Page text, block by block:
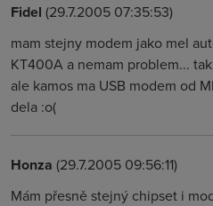
Fidel (29.7.2005 07:35:53)
mam stejny modem jako mel
KT400A a nemam problem...
ale kamos ma USB modem od
dela :o(
Honza (29.7.2005 09:56:11)
Mám přesně stejný chipset i